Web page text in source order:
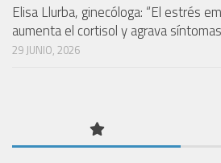
Elisa Llurba, ginecóloga: “El estrés
aumenta el cortisol y agrava
29 JUNIO, 2026